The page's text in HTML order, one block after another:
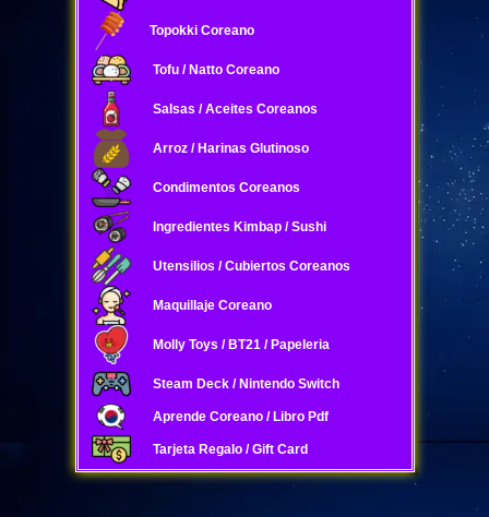
Topokki Coreano
Tofu / Natto Coreano
Salsas / Aceites Coreanos
Arroz / Harinas Glutinoso
Condimentos Coreanos
Ingredientes Kimbap / Sushi
Utensilios / Cubiertos Coreanos
Maquillaje Coreano
Molly Toys / BT21 / Papeleria
Steam Deck / Nintendo Switch
Aprende Coreano / Libro Pdf
Tarjeta Regalo / Gift Card